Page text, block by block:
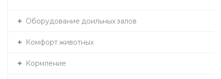
Оборудование доильных залов
Комфорт животных
Кормление